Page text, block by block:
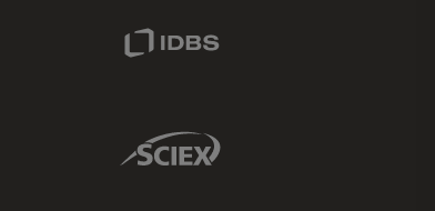
Sciex Link